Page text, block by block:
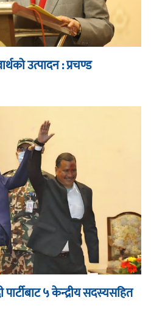
उत्पादन : प्रचण्ड
५ केन्द्रीय सदस्यसहित